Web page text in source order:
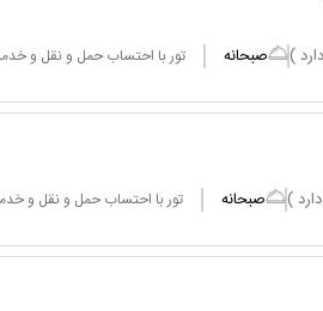
صبحانه تور با احتساب حمل و نقل و
صبحانه تور با احتساب حمل و نقل و